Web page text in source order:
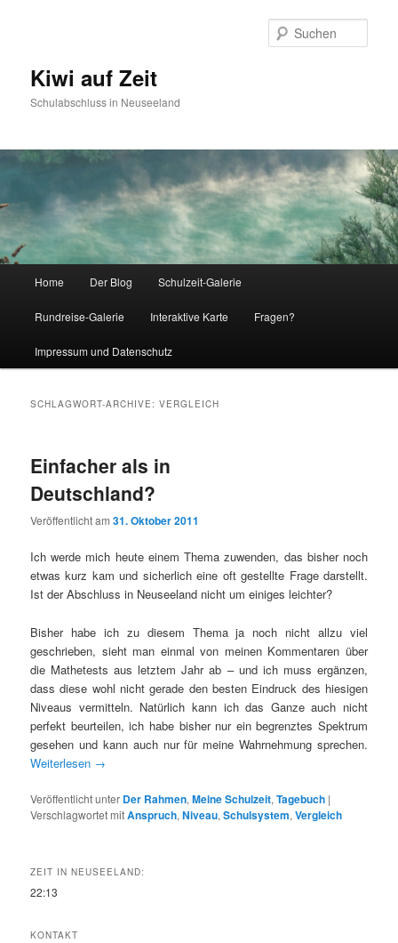
Kiwi auf Zeit
Schulabschluss in Neuseeland
Zum Inhalt wechseln
Zum sekundären Inhalt wechseln
Home Der Blog Schulzeit-Galerie
Rundreise-Galerie Interaktive Karte Fragen?
Impressum und Datenschutz
SCHLAGWORT-ARCHIVE:VERGLEICH
Einfacher als in
Deutschland?
Veröffentlicht am31. Oktober 2011
Ich werde mich heute einem Thema zuwenden, das bisher noch
etwas kurz kam und sicherlich eine oft gestellte Frage darstellt.
Ist der Abschluss in Neuseeland nicht um einiges leichter?
Bisher habe ich zu diesem Thema ja noch nicht allzu viel
geschrieben, sieht man einmal von meinen Kommentaren über
die Mathetests aus letztem Jahr ab – und ich muss ergänzen,
dass diese wohl nicht gerade den besten Eindruck des hiesigen
Niveaus vermitteln. Natürlich kann ich das Ganze auch nicht
perfekt beurteilen, ich habe bisher nur ein begrenztes Spektrum
gesehen und kann auch nur für meine Wahrnehmung sprechen.
Weiterlesen →
Veröffentlicht unter Der Rahmen,Meine Schulzeit,Tagebuch |
Verschlagwortet mitAnspruch,Niveau,Schulsystem,Vergleich
ZEIT IN NEUSEELAND:
22:13
KONTAKT